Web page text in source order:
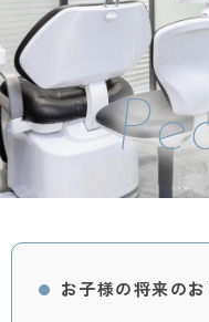
お子様の将来の